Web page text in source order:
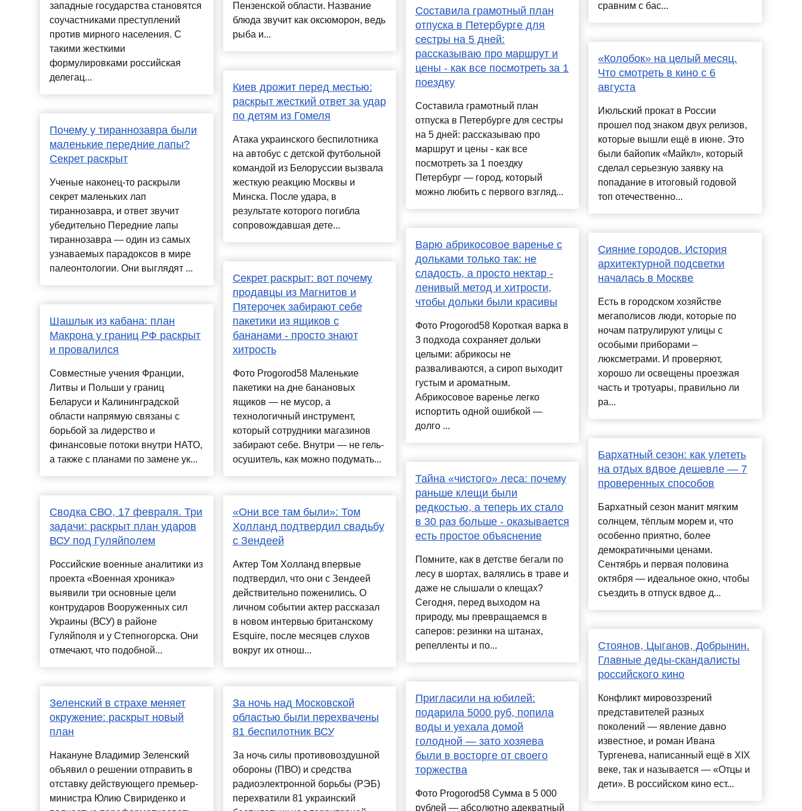
западные государства становятся
соучастниками преступлений
против мирного населения. С
такими жесткими
формулировками российская
делегац...
Почему у тираннозавра были
маленькие передние лапы?
Секрет раскрыт
Ученые наконец-то раскрыли
секрет маленьких лап
тираннозавра, и ответ звучит
убедительно Передние лапы
тираннозавра — один из самых
узнаваемых парадоксов в мире
палеонтологии. Они выглядят ...
Шашлык из кабана: план
Макрона у границ РФ раскрыт
и провалился
Совместные учения Франции,
Литвы и Польши у границ
Беларуси и Калининградской
области напрямую связаны с
борьбой за лидерство и
финансовые потоки внутри НАТО,
а также с планами по замене ук...
Сводка СВО, 17 февраля. Три
задачи: раскрыт план ударов
ВСУ под Гуляйполем
Российские военные аналитики из
проекта «Военная хроника»
выявили три основные цели
контрударов Вооруженных сил
Украины (ВСУ) в районе
Гуляйполя и у Степногорска. Они
отмечают, что подобной...
Зеленский в страхе меняет
окружение: раскрыт новый
план
Накануне Владимир Зеленский
объявил о решении отправить в
отставку действующего премьер-
министра Юлию Свириденко и
Пензенской области. Название
блюда звучит как оксюморон, ведь
рыба и...
Киев дрожит перед местью:
раскрыт жесткий ответ за удар
по детям из Гомеля
Атака украинского беспилотника
на автобус с детской футбольной
командой из Белоруссии вызвала
жесткую реакцию Москвы и
Минска. После удара, в
результате которого погибла
сопровождавшая дете...
Секрет раскрыт: вот почему
продавцы из Магнитов и
Пятерочек забирают себе
пакетики из ящиков с
бананами - просто знают
хитрость
Фото Progorod58 Маленькие
пакетики на дне банановых
ящиков — не мусор, а
технологичный инструмент,
который сотрудники магазинов
забирают себе. Внутри — не гель-
осушитель, как можно подумать...
«Они все там были»: Том
Холланд подтвердил свадьбу
с Зендеей
Актер Том Холланд впервые
подтвердил, что они с Зендеей
действительно поженились. О
личном событии актер рассказал
в новом интервью британскому
Esquire, после месяцев слухов
вокруг их отнош...
За ночь над Московской
областью были перехвачены
81 беспилотник ВСУ
За ночь силы противовоздушной
обороны (ПВО) и средства
радиоэлектронной борьбы (РЭБ)
перехватили 81 украинский
Составила грамотный план
отпуска в Петербурге для
сестры на 5 дней:
рассказываю про маршрут и
цены - как все посмотреть за 1
поездку
Составила грамотный план
отпуска в Петербурге для сестры
на 5 дней: рассказываю про
маршрут и цены - как все
посмотреть за 1 поездку
Петербург — город, который
можно любить с первого взгляд...
Варю абрикосовое варенье с
дольками только так: не
сладость, а просто нектар -
ленивый метод и хитрости,
чтобы дольки были красивы
Фото Progorod58 Короткая варка в
3 подхода сохраняет дольки
целыми: абрикосы не
разваливаются, а сироп выходит
густым и ароматным.
Абрикосовое варенье легко
испортить одной ошибкой —
долго ...
Тайна «чистого» леса: почему
раньше клещи были
редкостью, а теперь их стало
в 30 раз больше - оказывается
есть простое объяснение
Помните, как в детстве бегали по
лесу в шортах, валялись в траве и
даже не слышали о клещах?
Сегодня, перед выходом на
природу, мы превращаемся в
саперов: резинки на штанах,
репелленты и по...
Пригласили на юбилей:
подарила 5000 руб, попила
воды и уехала домой
голодной — зато хозяева
были в восторге от своего
торжества
Фото Progorod58 Сумма в 5 000
рублей — абсолютно адекватный
сравним с бас...
«Колобок» на целый месяц.
Что смотреть в кино с 6
августа
Июльский прокат в России
прошел под знаком двух релизов,
которые вышли ещё в июне. Это
были байопик «Майкл», который
сделал серьезную заявку на
попадание в итоговый годовой
топ отечественно...
Сияние городов. История
архитектурной подсветки
началась в Москве
Есть в городском хозяйстве
мегаполисов люди, которые по
ночам патрулируют улицы с
особыми приборами –
люксметрами. И проверяют,
хорошо ли освещены проезжая
часть и тротуары, правильно ли
ра...
Бархатный сезон: как улететь
на отдых вдвое дешевле — 7
проверенных способов
Бархатный сезон манит мягким
солнцем, тёплым морем и, что
особенно приятно, более
демократичными ценами.
Сентябрь и первая половина
октября — идеальное окно, чтобы
съездить в отпуск вдвое д...
Стоянов, Цыганов, Добрынин.
Главные деды-скандалисты
российского кино
Конфликт мировоззрений
представителей разных
поколений — явление давно
известное, и роман Ивана
Тургенева, написанный ещё в XIX
веке, так и называется — «Отцы и
дети». В российском кино ест...